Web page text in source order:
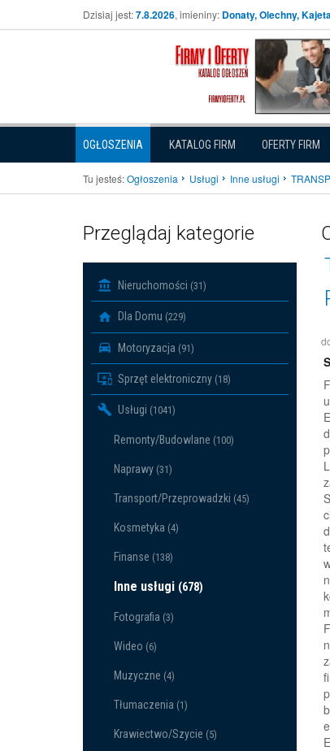
Dzisiaj jest:7.8.2026, imieniny: Donaty, Olechny,
OGŁOSZENIA KATALOG FIRM OFERTY FIRM
Tu jesteś:Ogłoszenia Usługi Inne usługi
Przeglądaj kategorie
Nieruchomości (31)
Dla Domu (229)
Motoryzacja (91)
Sprzęt elektroniczny (18)
Usługi (1041)
Remonty/Budowlane (100)
Naprawy (31)
Transport/Przeprowadzki (45)
Kosmetyka (4)
Finanse (138)
Inne usługi (678)
Fotografia (3)
Wideo (6)
Muzyczne (4)
Tłumaczenia (1)
Krawiectwo/Szycie (5)